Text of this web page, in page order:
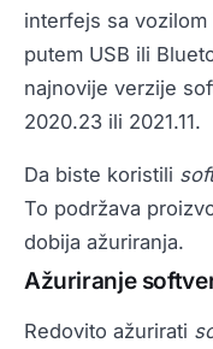
interfejs sa
putem USB ili
najnovije verzije
2020.23 ili 2021.11.
Da biste koristili
To podržava
dobija ažuriranja.
Ažuriranje
Redovito ažurirati